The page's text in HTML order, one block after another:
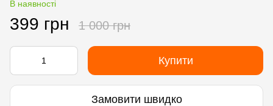
В наявності
399 грн 1 000 грн
Купити
Замовити швидко